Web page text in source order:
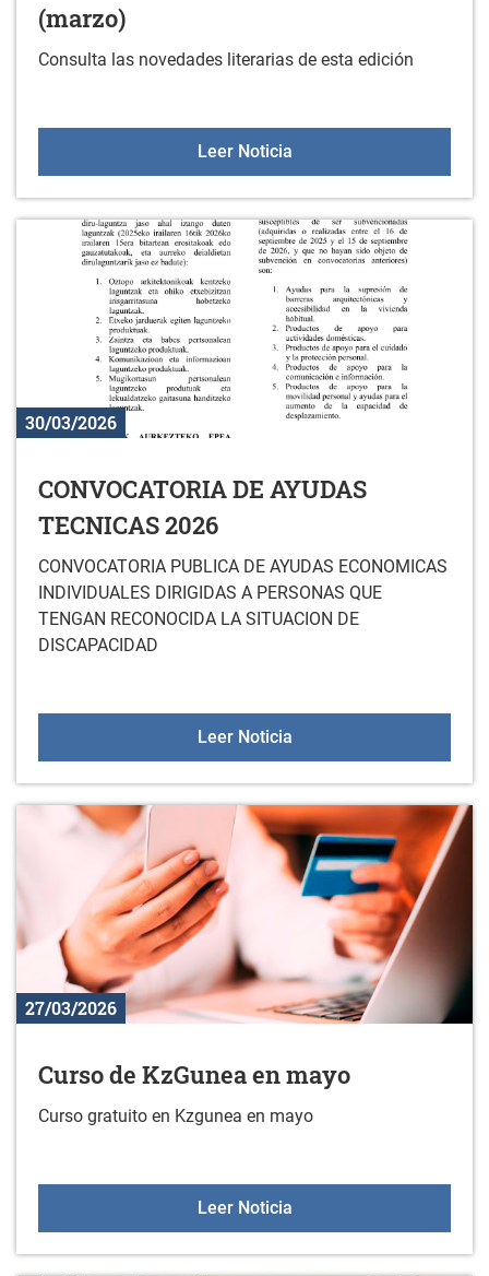
(marzo)
Consulta las novedades literarias de esta edición
Leer NoticiaNuevos libros en la
30/03/2026
CONVOCATORIA DE AYUDAS
TECNICAS 2026
CONVOCATORIA PUBLICA DE AYUDAS ECONOMICAS
INDIVIDUALES DIRIGIDAS A PERSONAS QUE
TENGAN RECONOCIDA LA SITUACION DE
DISCAPACIDAD
Leer NoticiaCONVOCATORIA DE
27/03/2026
Curso de KzGunea en mayo
Curso gratuito en Kzgunea en mayo
Leer NoticiaCurso de KzGunea en